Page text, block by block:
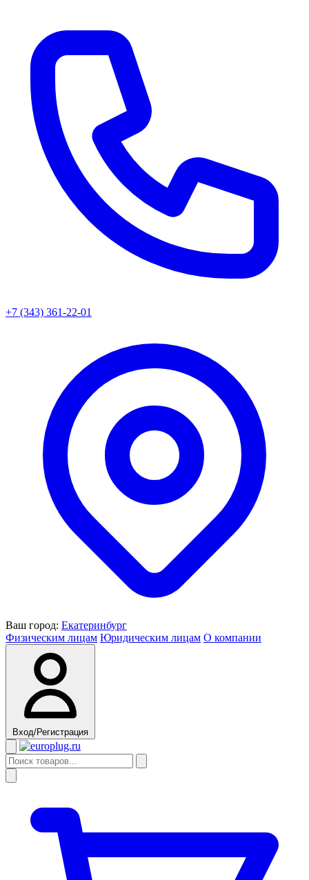
+7 (343) 361-22-01
Ваш город: Екатеринбург
Физическим лицам Юридическим лицам О компании
Вход/Регистрация